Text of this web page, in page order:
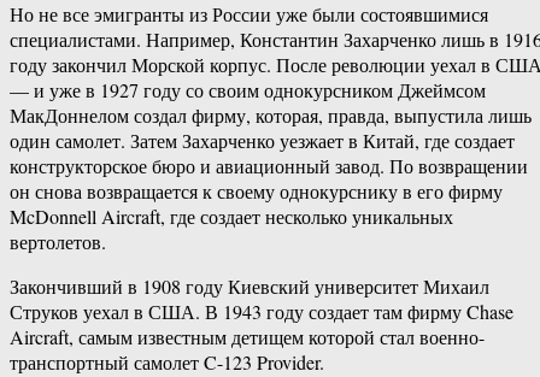
Но не все эмигранты из России уже были состоявшимися
специалистами. Например, Константин Захарченко лишь в
году закончил Морской корпус. После революции уехал в
— и уже в 1927 году со своим однокурсником Джеймсом
МакДоннелом создал фирму, которая, правда, выпустила лишь
один самолет. Затем Захарченко уезжает в Китай, где создает
конструкторское бюро и авиационный завод. По возвращении
он снова возвращается к своему однокурснику в его фирму
McDonnell Aircraft, где создает несколько уникальных
вертолетов.
Закончивший в 1908 году Киевский университет Михаил
Струков уехал в США. В 1943 году создает там фирму Chase
Aircraft, самым известным детищем которой стал военно-
транспортный самолет C-123 Provider.